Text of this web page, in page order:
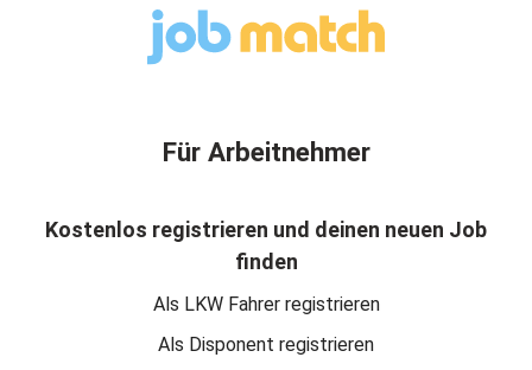
Für Arbeitnehmer
Kostenlos registrieren und deinen neuen Job
finden
Als LKW Fahrer registrieren
Als Disponent registrieren